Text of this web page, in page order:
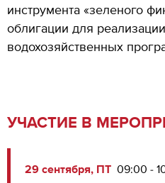
инструмента «зеленого
облигации для
водохозяйственных
УЧАСТИЕ В
29 сентября, ПТ 09:00 -